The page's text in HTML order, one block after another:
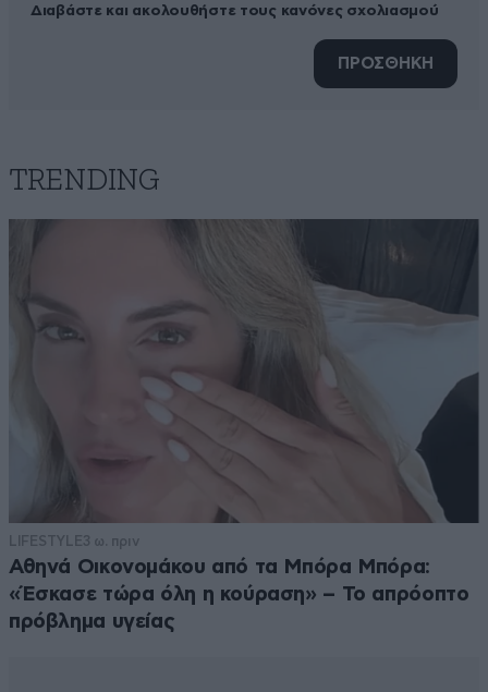
Διαβάστε και ακολουθήστε τους κανόνες σχολιασμού
ΠΡΟΣΘΗΚΗ
TRENDING
LIFESTYLE3 ω. πριν
Αθηνά Οικονομάκου από τα Μπόρα Μπόρα:
«Έσκασε τώρα όλη η κούραση» – Το απρόοπτο
πρόβλημα υγείας